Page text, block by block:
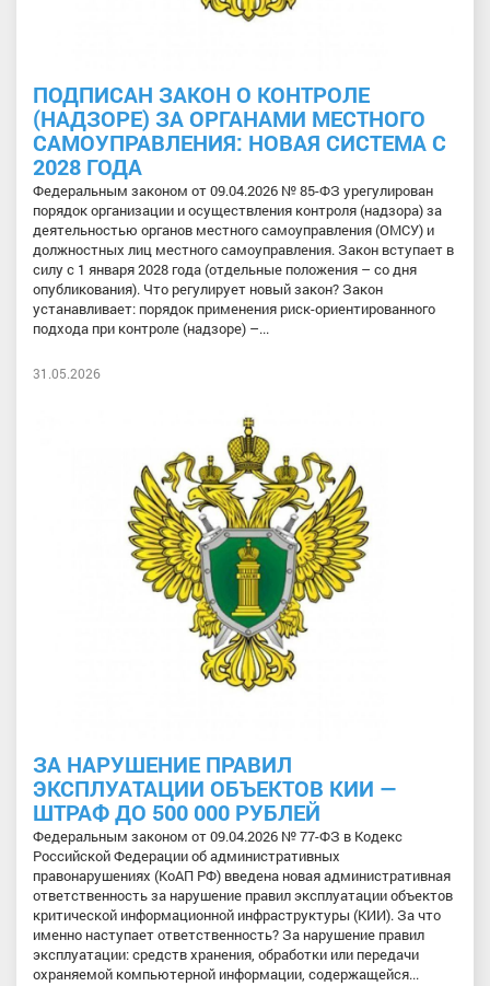
ПОДПИСАН ЗАКОН О КОНТРОЛЕ
(НАДЗОРЕ) ЗА ОРГАНАМИ МЕСТНОГО
САМОУПРАВЛЕНИЯ: НОВАЯ СИСТЕМА С
2028 ГОДА
Федеральным законом от 09.04.2026 № 85-ФЗ урегулирован
порядок организации и осуществления контроля (надзора) за
деятельностью органов местного самоуправления (ОМСУ) и
должностных лиц местного самоуправления. Закон вступает в
силу с 1 января 2028 года (отдельные положения – со дня
опубликования). Что регулирует новый закон? Закон
устанавливает: порядок применения риск-ориентированного
подхода при контроле (надзоре) –...
31.05.2026
ЗА НАРУШЕНИЕ ПРАВИЛ
ЭКСПЛУАТАЦИИ ОБЪЕКТОВ КИИ —
ШТРАФ ДО 500 000 РУБЛЕЙ
Федеральным законом от 09.04.2026 № 77-ФЗ в Кодекс
Российской Федерации об административных
правонарушениях (КоАП РФ) введена новая административная
ответственность за нарушение правил эксплуатации объектов
критической информационной инфраструктуры (КИИ). За что
именно наступает ответственность? За нарушение правил
эксплуатации: средств хранения, обработки или передачи
охраняемой компьютерной информации, содержащейся...